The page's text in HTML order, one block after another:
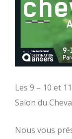
Les 9 – 10 et
Salon du
Nous vous